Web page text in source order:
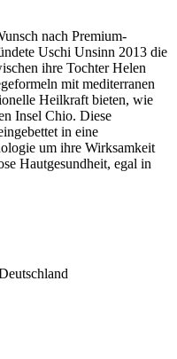
nach Premium-
Uschi Unsinn 2013 die
ihre Tochter Helen
mit mediterranen
Heilkraft bieten, wie
Insel Chio. Diese
in eine
um ihre Wirksamkeit
Hautgesundheit, egal in